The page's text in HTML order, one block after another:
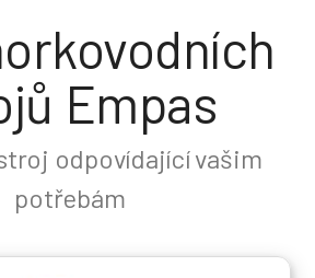
Empas
odpovídající vašim
potřebám